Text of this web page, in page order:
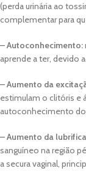
(perda urinária ao
complementar para
–Autoconhecimento:
aprende a ter, devido
–Aumento da
estimulam o clitóris e
autoconhecimento
–Aumento da
sanguíneo na região
a secura vaginal,